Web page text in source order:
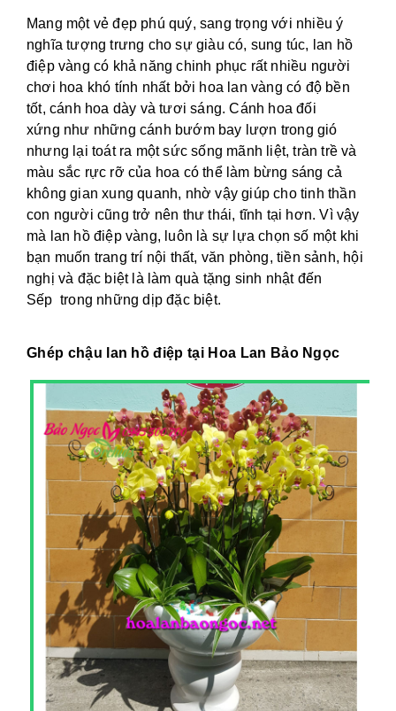
Mang một vẻ đẹp phú quý, sang trọng với nhiều ý
nghĩa tượng trưng cho sự giàu có, sung túc, lan hồ
điệp vàng có khả năng chinh phục rất nhiều người
chơi hoa khó tính nhất bởi hoa lan vàng có độ bền
tốt, cánh hoa dày và tươi sáng. Cánh hoa đối
xứng như những cánh bướm bay lượn trong gió
nhưng lại toát ra một sức sống mãnh liệt, tràn trề và
màu sắc rực rỡ của hoa có thể làm bừng sáng cả
không gian xung quanh, nhờ vậy giúp cho tinh thần
con người cũng trở nên thư thái, tĩnh tại hơn. Vì vậy
mà lan hồ điệp vàng, luôn là sự lựa chọn số một khi
bạn muốn trang trí nội thất, văn phòng, tiền sảnh, hội
nghị và đặc biệt là làm quà tặng sinh nhật đến
Sếp trong những dịp đặc biệt.
Ghép chậu lan hồ điệp tại Hoa Lan Bảo Ngọc